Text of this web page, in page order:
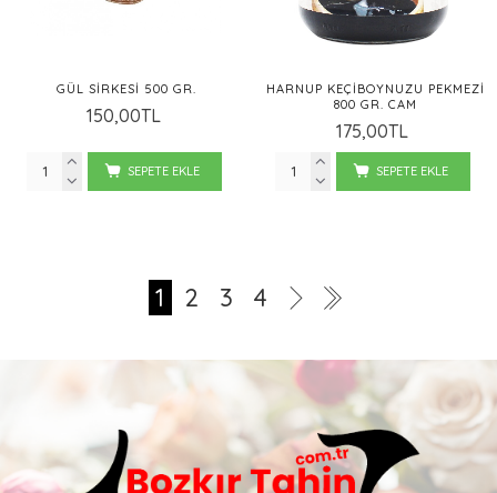
GÜL SIRKESI 500 GR.
150,00TL
SEPETE EKLE
HARNUP KEÇIBOYNUZU PEKMEZI
800 GR. CAM
175,00TL
SEPETE EKLE
1 2 3 4